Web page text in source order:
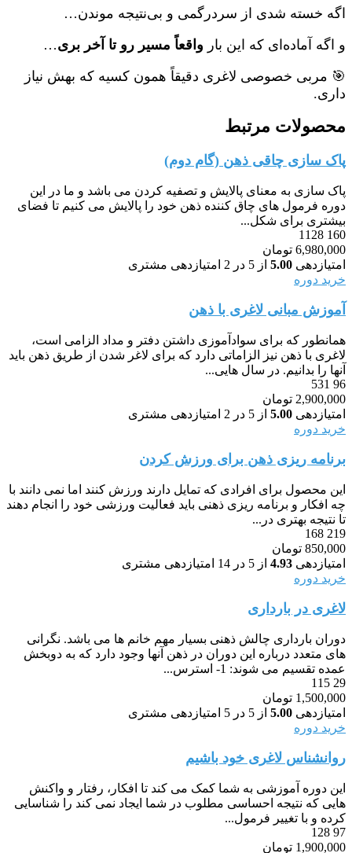
اگه خسته شدی از سردرگمی و بی‌نتیجه موندن…
و اگه آماده‌ای که این بار واقعاً مسیر رو تا آخر بری…
🎯 مربی خصوصی لاغری دقیقاً همون کسیه که بهش نیاز
داری.
محصولات مرتبط
پاک سازی چاقی ذهن (گام دوم)
پاک سازی به معنای پالایش و تصفیه کردن می باشد و ما در این
دوره فرمول های چاق کننده ذهن خود را پالایش می کنیم تا فضای
بیشتری برای شکل...
160
1128
6,980,000 تومان
امتیازدهی 5.00 از 5 در 2 امتیازدهی مشتری
خرید دوره
آموزش مبانی لاغری با ذهن
همانطور که برای سوادآموزی داشتن دفتر و مداد الزامی است،
لاغری با ذهن نیز الزاماتی دارد که برای لاغر شدن از طریق ذهن باید
آنها را بدانیم. در سال هایی...
96
531
2,900,000 تومان
امتیازدهی 5.00 از 5 در 2 امتیازدهی مشتری
خرید دوره
برنامه ریزی ذهن برای ورزش کردن
این محصول برای افرادی که تمایل دارند ورزش کنند اما نمی دانند با
چه افکار و برنامه ریزی ذهنی باید فعالیت ورزشی خود را انجام دهند
تا نتیجه بهتری در...
219
168
850,000 تومان
امتیازدهی 4.93 از 5 در 14 امتیازدهی مشتری
خرید دوره
لاغری در بارداری
دوران بارداری چالش ذهنی بسیار مهم خانم ها می باشد. نگرانی
های متعدد درباره این دوران در ذهن آنها وجود دارد که به دوبخش
عمده تقسیم می شوند: 1- استرس...
29
115
1,500,000 تومان
امتیازدهی 5.00 از 5 در 5 امتیازدهی مشتری
خرید دوره
روانشناس لاغری خود باشیم
این دوره آموزشی به شما کمک می کند تا افکار، رفتار و واکنش
هایی که نتیجه احساسی مطلوب در شما ایجاد نمی کند را شناسایی
کرده و با تغییر فرمول...
97
128
1,900,000 تومان